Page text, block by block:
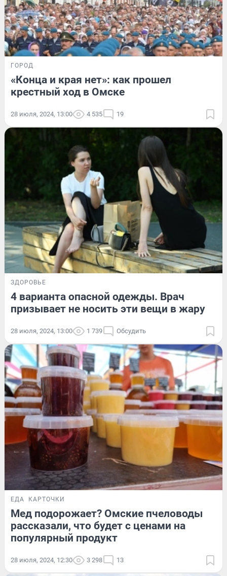
ГОРОД
«Конца и края нет»: как прошел
крестный ход в Омске
28 июля, 2024, 13:00 4 535 19
ЗДОРОВЬЕ
4 варианта опасной одежды. Врач
призывает не носить эти вещи в жару
28 июля, 2024, 13:00 1 739 Обсудить
ЕДА КАРТОЧКИ
Мед подорожает? Омские пчеловоды
рассказали, что будет с ценами на
популярный продукт
28 июля, 2024, 12:30 3 298 13